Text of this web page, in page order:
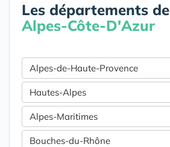
Les départements de
Alpes-Côte-D'Azur
Alpes-de-Haute-Provence
Hautes-Alpes
Alpes-Maritimes
Bouches-du-Rhône